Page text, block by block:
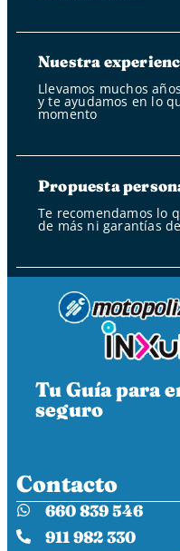
Nuestra
Llevamos muchos
y te ayudamos en lo
momento
Propuesta
Te recomendamos lo
de más ni garantías
Tu Guía para
seguro
Contacto
660 839 546
911 982 330